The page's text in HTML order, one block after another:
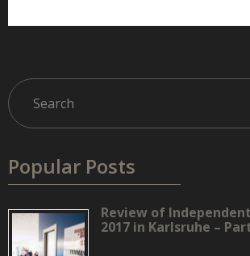
Popular Posts
Review of
2017 in Karlsruhe –